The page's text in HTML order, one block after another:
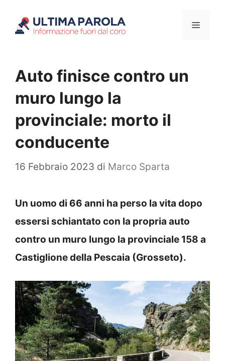
Menu
Auto finisce contro un
muro lungo la
provinciale: morto il
conducente
16 Febbraio 2023 di Marco Sparta
Un uomo di 66 anni ha perso la vita dopo
essersi schiantato con la propria auto
contro un muro lungo la provinciale 158 a
Castiglione della Pescaia (Grosseto).